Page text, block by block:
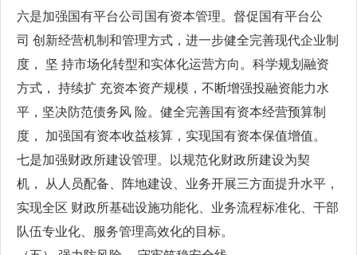
六是加强国有平台公司国有资本管理。督促国有平台公
司 创新经营机制和管理方式，进一步健全完善现代企业制
度， 坚 持市场化转型和实体化运营方向。科学规划融资
方式， 持续扩 充资本资产规模，不断增强投融资能力水
平，坚决防范债务风 险。健全完善国有资本经营预算制
度， 加强国有资本收益核算，实现国有资本保值增值。
七是加强财政所建设管理。以规范化财政所建设为契
机， 从人员配备、阵地建设、业务开展三方面提升水平，
实现全区 财政所基础设施功能化、业务流程标准化、干部
队伍专业化、服务管理高效化的目标。